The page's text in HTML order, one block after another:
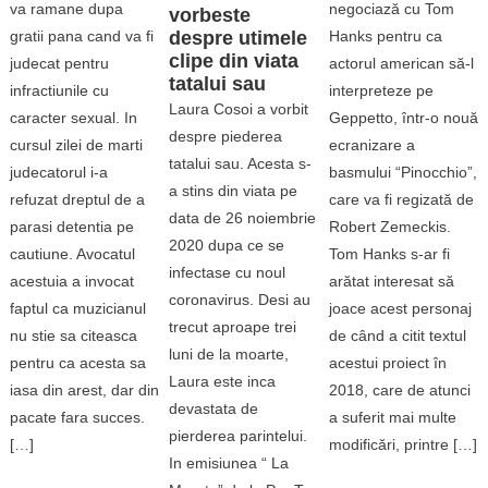
va ramane dupa
gratii pana cand va fi
judecat pentru
infractiunile cu
caracter sexual. In
cursul zilei de marti
judecatorul i-a
refuzat dreptul de a
parasi detentia pe
cautiune. Avocatul
acestuia a invocat
faptul ca muzicianul
nu stie sa citeasca
pentru ca acesta sa
iasa din arest, dar din
pacate fara succes.
[…]
vorbeste
despre utimele
clipe din viata
tatalui sau
Laura Cosoi a vorbit
despre piederea
tatalui sau. Acesta s-
a stins din viata pe
data de 26 noiembrie
2020 dupa ce se
infectase cu noul
coronavirus. Desi au
trecut aproape trei
luni de la moarte,
Laura este inca
devastata de
pierderea parintelui.
In emisiunea “ La
negociază cu Tom
Hanks pentru ca
actorul american să-l
interpreteze pe
Geppetto, într-o nouă
ecranizare a
basmului “Pinocchio”,
care va fi regizată de
Robert Zemeckis.
Tom Hanks s-ar fi
arătat interesat să
joace acest personaj
de când a citit textul
acestui proiect în
2018, care de atunci
a suferit mai multe
modificări, printre […]